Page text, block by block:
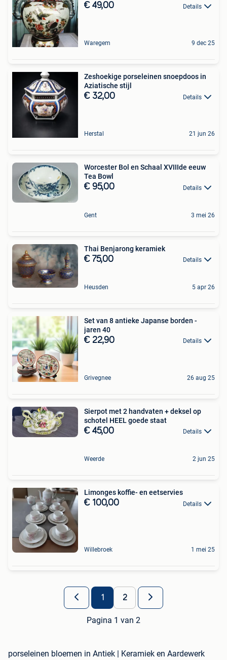
€ 49,00 Details
Waregem 9 dec 25
Zeshoekige porseleinen snoepdoos in
Aziatische stijl
€ 32,00 Details
Herstal 21 jun 26
Worcester Bol en Schaal XVIIIde eeuw
Tea Bowl
€ 95,00 Details
Gent 3 mei 26
Thai Benjarong keramiek
€ 75,00 Details
Heusden 5 apr 26
Set van 8 antieke Japanse borden -
jaren 40
€ 22,90 Details
Grivegnee 26 aug 25
Sierpot met 2 handvaten + deksel op
schotel HEEL goede staat
€ 45,00 Details
Weerde 2 jun 25
Limonges koffie- en eetservies
€ 100,00 Details
Willebroek 1 mei 25
1 2
Pagina 1 van 2
porseleinen bloemen in Antiek | Keramiek en Aardewerk